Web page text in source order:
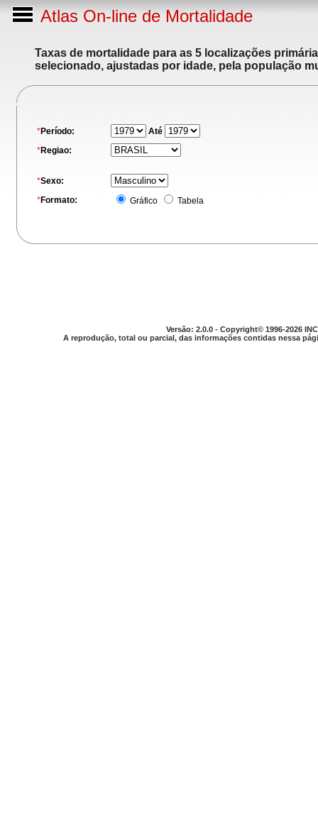
Atlas On-line de Mortalidade
Taxas de mortalidade para as 5 localizações
selecionado, ajustadas por idade, pela população
*Período:
Até
*Regiao:
*Sexo:
*Formato: Gráfico Tabela
Versão: 2.0.0 - Copyright© 1996-2026
A reprodução, total ou parcial, das informações contidas nessa